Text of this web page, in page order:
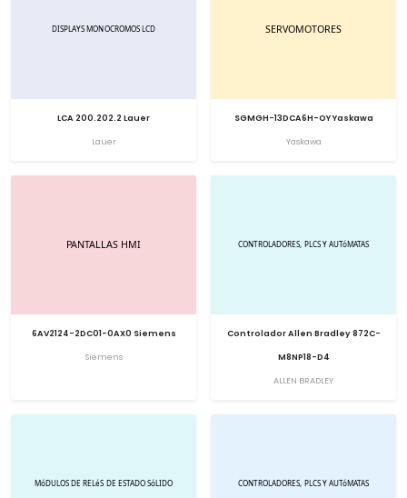
LCA 200.202.2 Lauer
Lauer
SGMGH-13DCA6H-OY Yaskawa
Yaskawa
6AV2124-2DC01-0AX0 Siemens
Siemens
Controlador Allen Bradley 872C-
M8NP18-D4
ALLEN BRADLEY